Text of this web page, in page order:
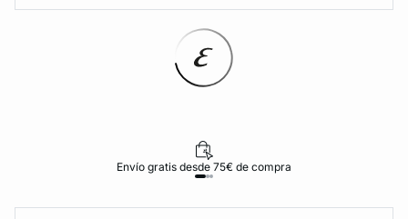
Envío gratis desde 75€ de compra